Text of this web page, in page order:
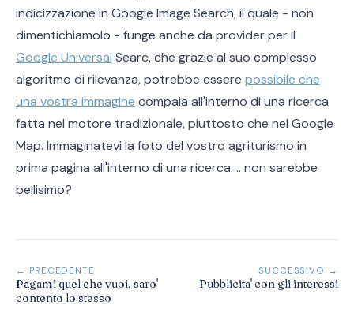
indicizzazione in Google Image Search, il quale - non
dimentichiamolo - funge anche da provider per il
Google Universal Searc, che grazie al suo complesso
algoritmo di rilevanza, potrebbe essere possibile che
una vostra immagine compaia all'interno di una ricerca
fatta nel motore tradizionale, piuttosto che nel Google
Map. Immaginatevi la foto del vostro agriturismo in
prima pagina all'interno di una ricerca ... non sarebbe
bellisimo?
← PRECEDENTE
Pagami quel che vuoi, saro'
contento lo stesso
SUCCESSIVO →
Pubblicita' con gli interessi